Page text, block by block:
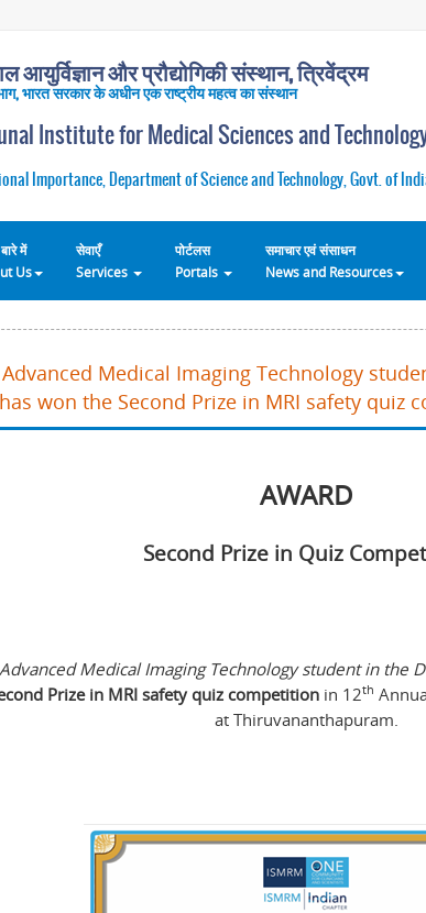
आयुर्विज्ञान और प्रौद्योगिकी संस्थान, त्रिवेंद्रम
भारत सरकार के अधीन एक राष्ट्रीय महत्व का संस्थान
Institute for Medical Sciences and
Importance, Department of Science and Technology, Govt. of
में
Us
सेवाएँ
Services
पोर्टलस
Portals
समाचार एवं संसाधन
News and Resources
Medical Imaging Technology
won the Second Prize in MRI safety quiz
AWARD
Second Prize in Quiz
Medical Imaging Technology student in the
Prize in MRI safety quiz competition in 12th
at Thiruvananthapuram.